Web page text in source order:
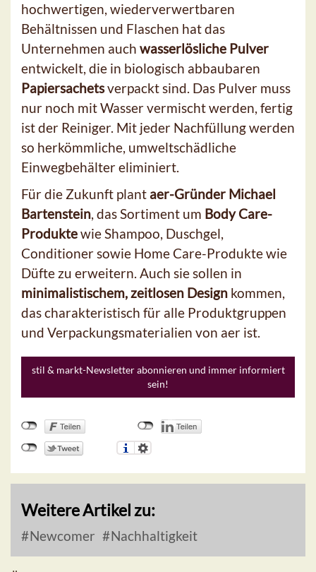
hochwertigen, wiederverwertbaren
Behältnissen und Flaschen hat das
Unternehmen auch wasserlösliche Pulver
entwickelt, die in biologisch abbaubaren
Papiersachetsverpackt sind. Das Pulver muss
nur noch mit Wasser vermischt werden, fertig
ist der Reiniger. Mit jeder Nachfüllung werden
so herkömmliche, umweltschädliche
Einwegbehälter eliminiert.
Für die Zukunft plant aer-Gründer Michael
Bartenstein, das Sortiment um Body Care-
Produktewie Shampoo, Duschgel,
Conditioner sowie Home Care-Produkte wie
Düfte zu erweitern. Auch sie sollen in
minimalistischem, zeitlosen Design kommen,
das charakteristisch für alle Produktgruppen
und Verpackungsmaterialien von aer ist.
stil & markt-Newsletter abonnieren und immer informiert
sein!
Weitere Artikel zu:
Newcomer Nachhaltigkeit